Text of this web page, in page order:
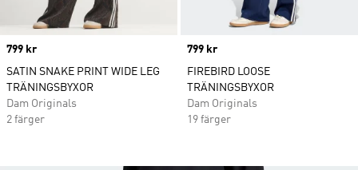
Price
799 kr
SATIN SNAKE PRINT WIDE LEG
TRÄNINGSBYXOR
Dam Originals
2 färger
Price
799 kr
FIREBIRD LOOSE
TRÄNINGSBYXOR
Dam Originals
19 färger